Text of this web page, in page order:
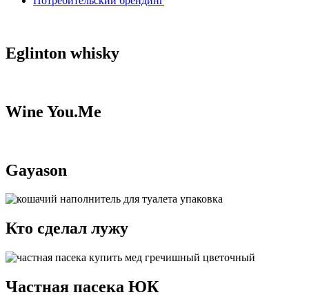
Eglinton whisky
Wine You.Me
Gayason
Кто сделал лужу
Частная пасека ЮК